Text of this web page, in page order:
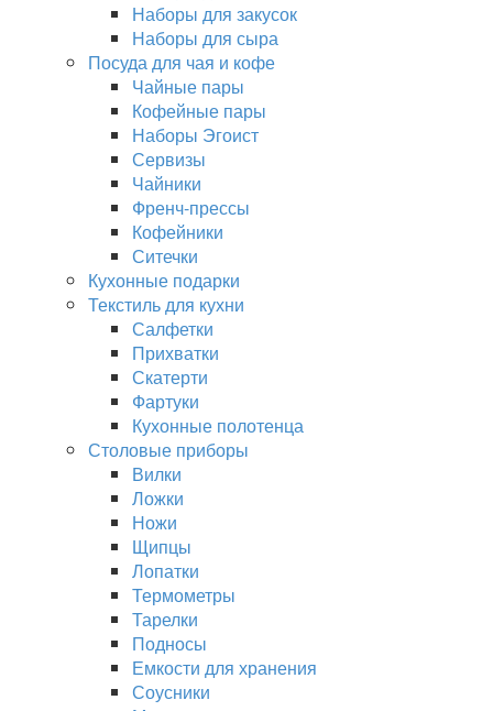
Наборы для закусок
Наборы для сыра
Посуда для чая и кофе
Чайные пары
Кофейные пары
Наборы Эгоист
Сервизы
Чайники
Френч-прессы
Кофейники
Ситечки
Кухонные подарки
Текстиль для кухни
Салфетки
Прихватки
Скатерти
Фартуки
Кухонные полотенца
Столовые приборы
Вилки
Ложки
Ножи
Щипцы
Лопатки
Термометры
Тарелки
Подносы
Емкости для хранения
Соусники